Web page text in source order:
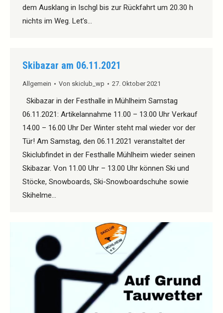
dem Ausklang in Ischgl bis zur Rückfahrt um 20.30 h
nichts im Weg. Let’s…
Skibazar am 06.11.2021
Allgemein Von skiclub_wp 27. Oktober 2021
Skibazar in der Festhalle in Mühlheim Samstag
06.11.2021: Artikelannahme 11.00 – 13.00 Uhr Verkauf
14.00 – 16.00 Uhr Der Winter steht mal wieder vor der
Tür! Am Samstag, den 06.11.2021 veranstaltet der
Skiclubfindet in der Festhalle Mühlheim wieder seinen
Skibazar. Von 11.00 Uhr – 13.00 Uhr können Ski und
Stöcke, Snowboards, Ski-Snowboardschuhe sowie
Skihelme…